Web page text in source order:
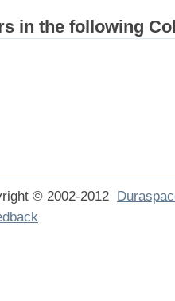
in the following
© 2002-2012